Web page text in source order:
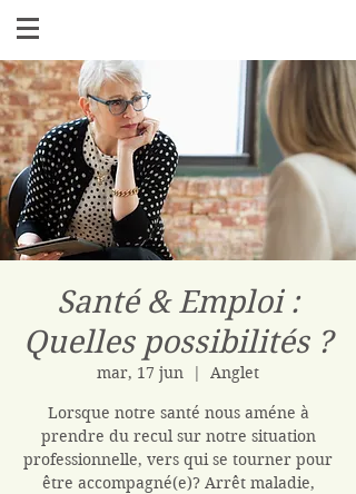
Santé & Emploi :
Quelles possibilités ?
mar, 17 jun
  |
Anglet
Lorsque notre santé nous améne à
prendre du recul sur notre situation
professionnelle, vers qui se tourner pour
être accompagné(e)? Arrêt maladie,